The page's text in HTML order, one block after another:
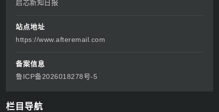
启芯新知日报
站点地址
https://www.afteremail.com
备案信息
鲁ICP备2026018278号-5
栏目导航